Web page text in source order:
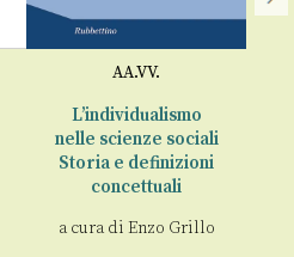
AA.VV.
L’individualismo
nelle scienze sociali
Storia e definizioni
concettuali
a cura di Enzo Grillo